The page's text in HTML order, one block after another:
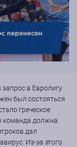
в Евролигу
был состояться
греческое
команда должна
дал
Из-за этого